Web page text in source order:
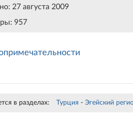
27 августа 2009
957
в разделах: Турция - Эгейский